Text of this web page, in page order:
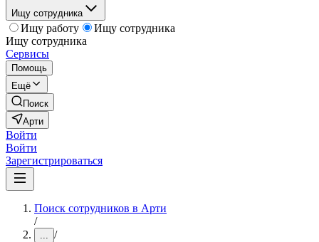
Ищу сотрудника
Ищу работу
Ищу сотрудника
Ищу сотрудника
Сервисы
Помощь
Ещё
Поиск
Арти
Войти
Войти
Зарегистрироваться
Поиск сотрудников в Арти
/
... /